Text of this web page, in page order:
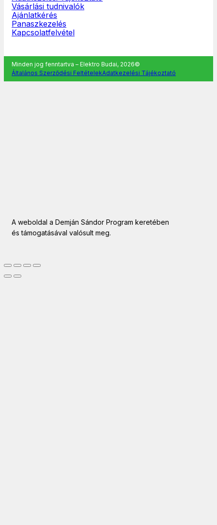
Vásárlási tudnivalók
Ajánlatkérés
Panaszkezelés
Kapcsolatfelvétel
Minden jog fenntartva – Elektro Budai, 2026©
Általános Szerződési FeltételekAdatkezelési Tájékoztató
A weboldal a Demján Sándor Program keretében
és támogatásával valósult meg.